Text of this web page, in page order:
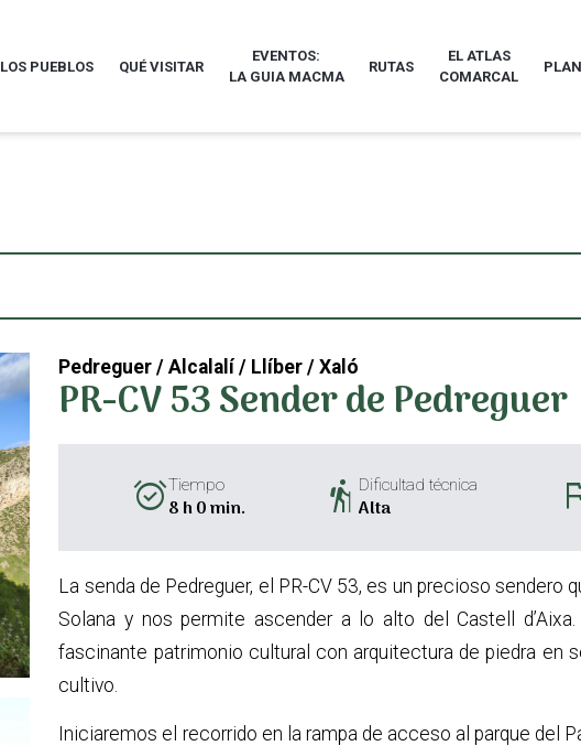
LOS PUEBLOS QUÉ VISITAR
EVENTOS:
LA GUIA MACMA
RUTAS
EL ATLAS
COMARCAL
Pedreguer / Alcalalí / Llíber / Xaló
PR-CV 53 Sender de Pedreguer
alarm_onTiempo
8 h 0 min. hiking Dificultad técnica
Alta
La senda de Pedreguer, el PR-CV 53, es un precioso sendero
Solana y nos permite ascender a lo alto del Castell
fascinante patrimonio cultural con arquitectura de piedra en
cultivo.
Iniciaremos el recorrido en la rampa de acceso al parque del